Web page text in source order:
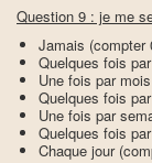
Question 9 : je me
Jamais (compter
Quelques fois
Une fois par
Quelques fois
Une fois par
Quelques fois
Chaque jour